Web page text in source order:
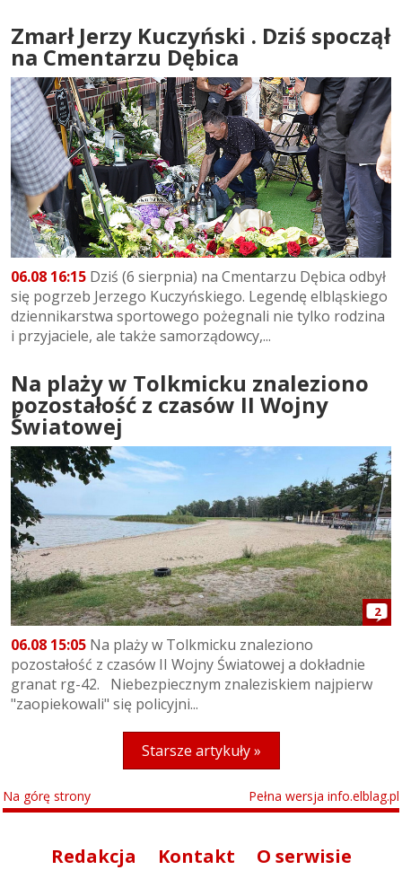
Zmarł Jerzy Kuczyński . Dziś spoczął
na Cmentarzu Dębica
06.08 16:15 Dziś (6 sierpnia) na Cmentarzu Dębica odbył
się pogrzeb Jerzego Kuczyńskiego. Legendę elbląskiego
dziennikarstwa sportowego pożegnali nie tylko rodzina
i przyjaciele, ale także samorządowcy,...
Na plaży w Tolkmicku znaleziono
pozostałość z czasów II Wojny
Światowej
2
06.08 15:05 Na plaży w Tolkmicku znaleziono
pozostałość z czasów II Wojny Światowej a dokładnie
granat rg-42. Niebezpiecznym znaleziskiem najpierw
"zaopiekowali" się policyjni...
Starsze artykuły »
Na górę strony Pełna wersja info.elblag.pl
Redakcja Kontakt O serwisie